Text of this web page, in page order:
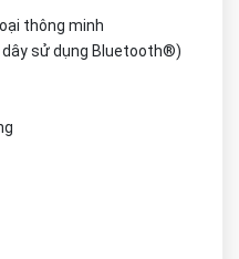
thông minh
dây sử dụng Bluetooth®)